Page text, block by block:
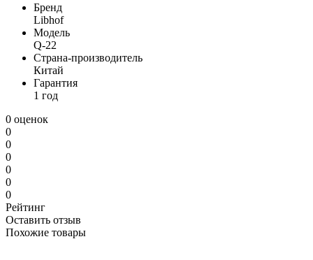
Бренд
Libhof
Модель
Q-22
Страна-производитель
Китай
Гарантия
1 год
0 оценок
0
0
0
0
0
0
Рейтинг
Оставить отзыв
Похожие товары